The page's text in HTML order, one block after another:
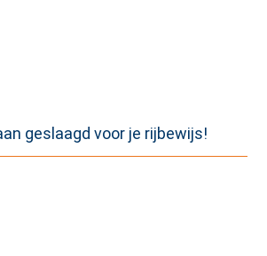
geslaagd voor je rijbewijs!